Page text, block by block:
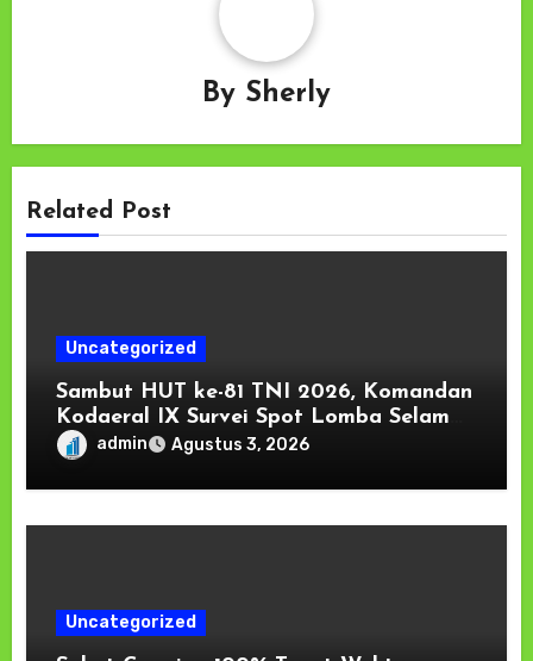
By Sherly
Related Post
Uncategorized
Sambut HUT ke-81 TNI 2026, Komandan
Kodaeral IX Survei Spot Lomba Selam
OBA di Teluk Dalam Ambon
admin Agustus 3, 2026
Uncategorized